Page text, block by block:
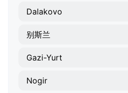
Dalakovo
别斯兰
Gazi-Yurt
Nogir